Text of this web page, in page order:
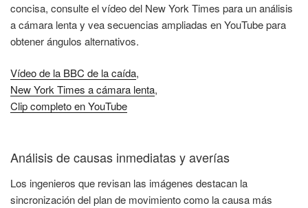
concisa, consulte el vídeo del New York Times para un análisis
a cámara lenta y vea secuencias ampliadas en YouTube para
obtener ángulos alternativos.
Vídeo de la BBC de la caída,
New York Times a cámara lenta,
Clip completo en YouTube
Análisis de causas inmediatas y averías
Los ingenieros que revisan las imágenes destacan la
sincronización del plan de movimiento como la causa más